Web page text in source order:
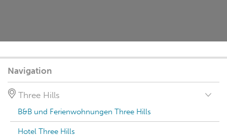
Navigation
Three Hills
B&B und Ferienwohnungen Three Hills
Hotel Three Hills